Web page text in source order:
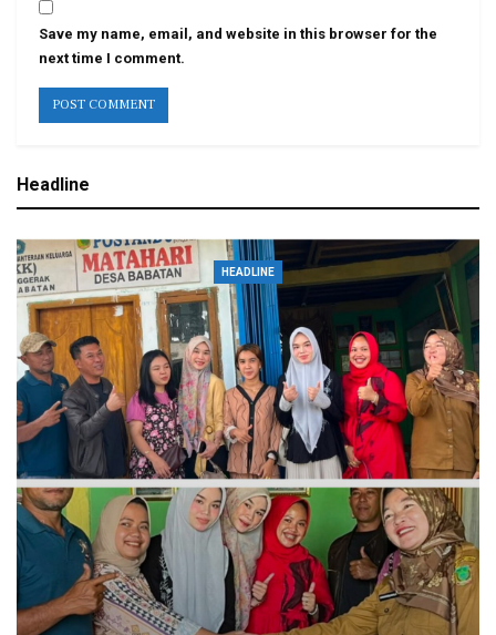
Save my name, email, and website in this browser for the
next time I comment.
Headline
HEADLINE